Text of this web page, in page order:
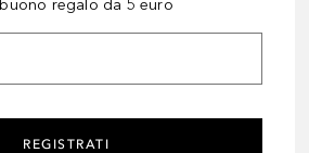
regalo da 5 euro
REGISTRATI